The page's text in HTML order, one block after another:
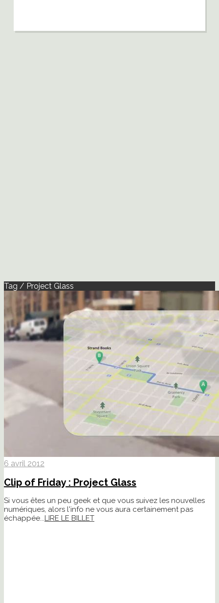
Tag / Project Glass
6 avril 2012
Clip of Friday : Project Glass
Si vous êtes un peu geek et que vous suivez les nouvelles
numériques, alors l'info ne vous aura certainement pas
échappée...LIRE LE BILLET